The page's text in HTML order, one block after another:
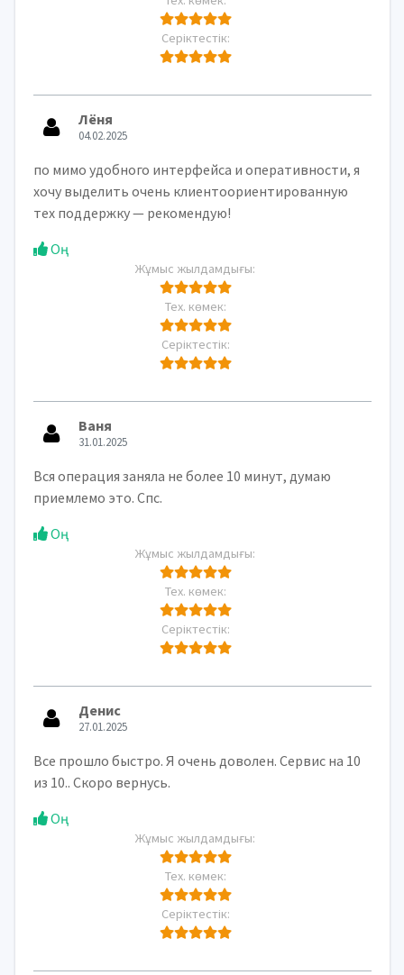
Серіктестік:
Лёня
04.02.2025
по мимо удобного интерфейса и оперативности, я
хочу выделить очень клиентоориентированную
тех поддержку — рекомендую!
Оң
Жұмыс жылдамдығы:
Тех. көмек:
Серіктестік:
Ваня
31.01.2025
Вся операция заняла не более 10 минут, думаю
приемлемо это. Спс.
Оң
Жұмыс жылдамдығы:
Тех. көмек:
Серіктестік:
Денис
27.01.2025
Все прошло быстро. Я очень доволен. Сервис на 10
из 10.. Скоро вернусь.
Оң
Жұмыс жылдамдығы:
Тех. көмек:
Серіктестік: